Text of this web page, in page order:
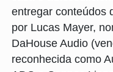
entregar conteúdos
por Lucas Mayer,
DaHouse Audio
reconhecida como